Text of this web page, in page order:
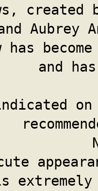
created
Aubrey
has
and